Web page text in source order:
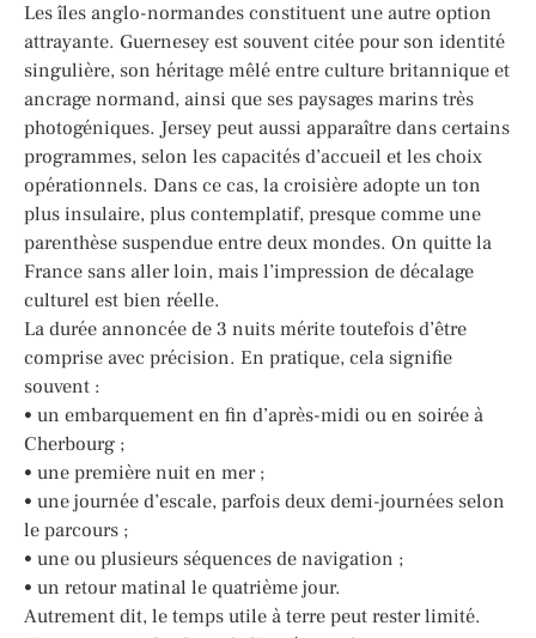
Les îles anglo-normandes constituent une autre option
attrayante. Guernesey est souvent citée pour son identité
singulière, son héritage mêlé entre culture britannique et
ancrage normand, ainsi que ses paysages marins très
photogéniques. Jersey peut aussi apparaître dans certains
programmes, selon les capacités d’accueil et les choix
opérationnels. Dans ce cas, la croisière adopte un ton
plus insulaire, plus contemplatif, presque comme une
parenthèse suspendue entre deux mondes. On quitte la
France sans aller loin, mais l’impression de décalage
culturel est bien réelle.
La durée annoncée de 3 nuits mérite toutefois d’être
comprise avec précision. En pratique, cela signifie
souvent :
• un embarquement en fin d’après-midi ou en soirée à
Cherbourg ;
• une première nuit en mer ;
• une journée d’escale, parfois deux demi-journées selon
le parcours ;
• une ou plusieurs séquences de navigation ;
• un retour matinal le quatrième jour.
Autrement dit, le temps utile à terre peut rester limité.